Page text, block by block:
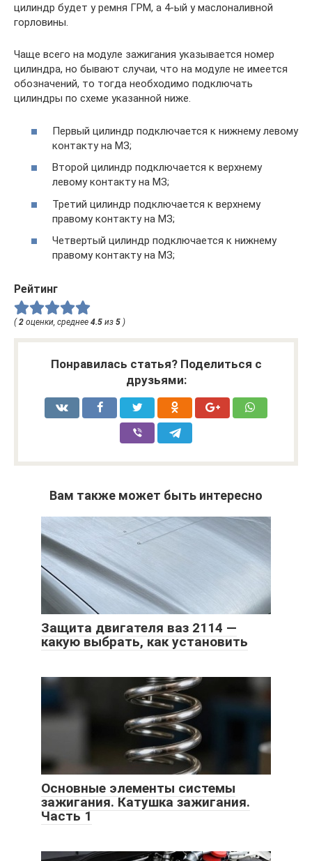
цилиндр будет у ремня ГРМ, а 4-ый у маслоналивной
горловины.
Чаще всего на модуле зажигания указывается номер
цилиндра, но бывают случаи, что на модуле не имеется
обозначений, то тогда необходимо подключать
цилиндры по схеме указанной ниже.
Первый цилиндр подключается к нижнему левому
контакту на МЗ;
Второй цилиндр подключается к верхнему
левому контакту на МЗ;
Третий цилиндр подключается к верхнему
правому контакту на МЗ;
Четвертый цилиндр подключается к нижнему
правому контакту на МЗ;
Рейтинг
( 2 оценки, среднее 4.5 из 5 )
Понравилась статья? Поделиться с
друзьями:
Вам также может быть интересно
Защита двигателя ваз 2114 —
какую выбрать, как установить
Основные элементы системы
зажигания. Катушка зажигания.
Часть 1